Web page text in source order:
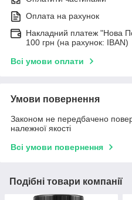
Оплата на рахунок
Накладний платеж "Нова
100 грн (на рахунок: IBAN)
Всі умови оплати
Умови повернення
Законом не передбачено
належної якості
Всі умови повернення
Подібні товари компанії